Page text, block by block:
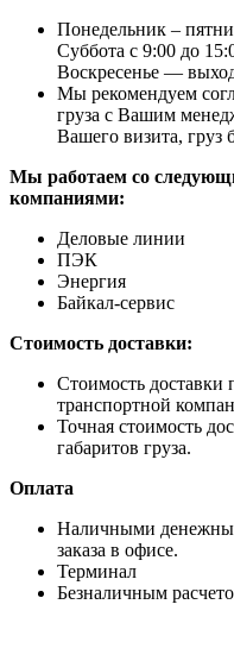
Понедельник –
Суббота с 9:00 до
Воскресенье —
Мы рекомендуем
груза с Вашим
Вашего визита, груз
Мы работаем со
компаниями:
Деловые линии
ПЭК
Энергия
Байкал-сервис
Стоимость доставки:
Стоимость доставки
транспортной
Точная стоимость
габаритов груза.
Оплата
Наличными
заказа в офисе.
Терминал
Безналичным